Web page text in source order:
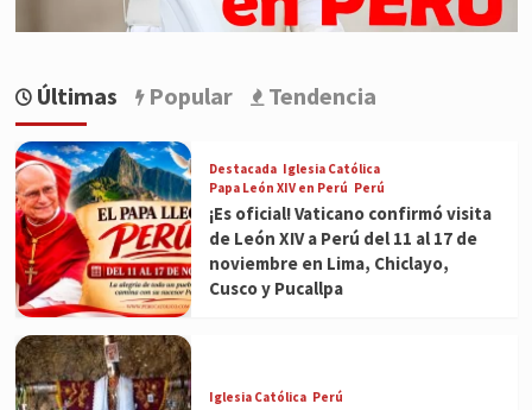
Últimas Popular Tendencia
Destacada Iglesia Católica
Papa León XIV en Perú Perú
¡Es oficial! Vaticano confirmó visita
de León XIV a Perú del 11 al 17 de
noviembre en Lima, Chiclayo,
Cusco y Pucallpa
Iglesia Católica Perú